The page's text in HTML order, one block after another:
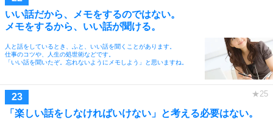
いい話だから、メモをするのではない。
メモをするから、いい話が聞ける。
人と話をしているとき、ふと、いい話を聞くことがあります。
仕事のコツや、人生の処世術などです。
「いい話を聞いたぞ。忘れないようにメモしよう」と思いますね。
「楽しい話をしなければいけない」と考える必要はない。